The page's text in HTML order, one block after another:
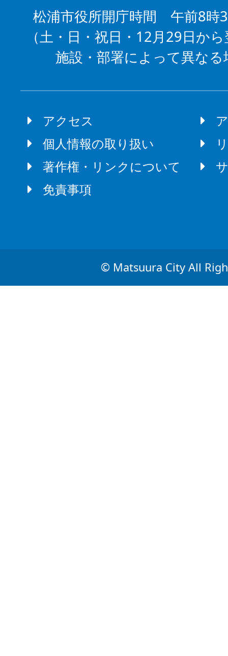
松浦市役所開庁時間 午前8時
（土・日・祝日・12月29日か
施設・部署によって異な
アクセス
個人情報の取り扱い
著作権・リンクについて
免責事項
© Matsuura City All